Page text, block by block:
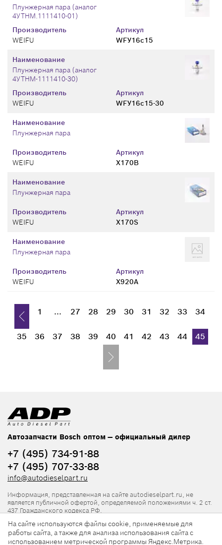
Производитель
WEIFU
Артикул
WFУ16с15
Плунжерная пара (аналог
4УТНМ.1111410-01)
Производитель
WEIFU
Артикул
WFУ16с15-30
Наименование
Плунжерная пара (аналог
4УТНМ-1111410-30)
Производитель
WEIFU
Артикул
X170B
Наименование
Плунжерная пара
Производитель
WEIFU
Артикул
X170S
Наименование
Плунжерная пара
Производитель
WEIFU
Артикул
X920A
Наименование
Плунжерная пара
1 ... 27 28 29 30 31 32 33 34
35 36 37 38 39 40 41 42 43 44 45
Автозапчасти Bosch оптом — официальный дилер
+7 (495) 734-91-88
+7 (495) 707-33-88
info@autodieselpart.ru
Информация, представленная на сайте autodieselpart.ru, не
является публичной офертой, определяемой положениями ч. 2 ст.
437 Гражданского кодекса РФ.
Нормативная документация
На сайте используются файлы cookie, применяемые для
работы сайта, а также для анализа использования сайта с
использованием метрической программы Яндекс.Метрика.